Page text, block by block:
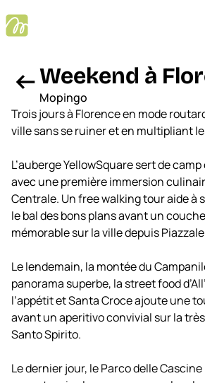
arrow_left_altWeekend à
Mopingo
Trois jours à Florence en mode
ville sans se ruiner et en multipliant
L’auberge YellowSquare sert de
avec une première immersion
Centrale. Un free walking tour aide à
le bal des bons plans avant un
mémorable sur la ville depuis
Le lendemain, la montée du
panorama superbe, la street food
l’appétit et Santa Croce ajoute une
avant un aperitivo convivial sur la
Santo Spirito.
Le dernier jour, le Parco delle
Mopingo brain
Salut, c’est Mopingo
Je t’aide à planifier tes voyages.
Créer une aventure
Mes conversations